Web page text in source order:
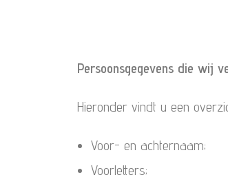
Persoonsgegevens die wij
Hieronder vindt u een
Voor- en achternaam;
Voorletters;